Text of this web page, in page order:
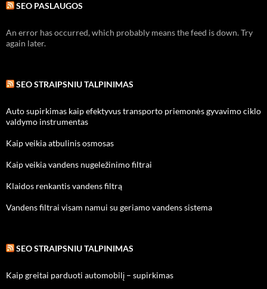
SEO PASLAUGOS
An error has occurred, which probably means the feed is down. Try
again later.
SEO STRAIPSNIU TALPINIMAS
Auto supirkimas kaip efektyvus transporto priemonės gyvavimo ciklo
valdymo instrumentas
Kaip veikia atbulinis osmosas
Kaip veikia vandens nugeležinimo filtrai
Klaidos renkantis vandens filtrą
Vandens filtrai visam namui su geriamo vandens sistema
SEO STRAIPSNIU TALPINIMAS
Kaip greitai parduoti automobilį – supirkimas